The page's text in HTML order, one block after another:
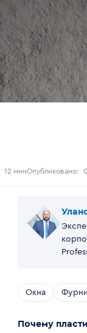
12 минОпубликовано:
Окна
Почему